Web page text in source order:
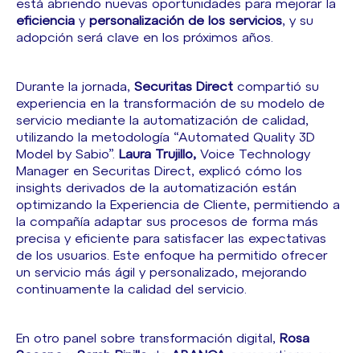
está abriendo nuevas oportunidades para mejorar la
eficiencia y personalización de los servicios, y su
adopción será clave en los próximos años.
Durante la jornada, Securitas Direct compartió su
experiencia en la transformación de su modelo de
servicio mediante la automatización de calidad,
utilizando la metodología “Automated Quality 3D
Model by Sabio”. Laura Trujillo, Voice Technology
Manager en Securitas Direct, explicó cómo los
insights derivados de la automatización están
optimizando la Experiencia de Cliente, permitiendo a
la compañía adaptar sus procesos de forma más
precisa y eficiente para satisfacer las expectativas
de los usuarios. Este enfoque ha permitido ofrecer
un servicio más ágil y personalizado, mejorando
continuamente la calidad del servicio.
En otro panel sobre transformación digital, Rosa